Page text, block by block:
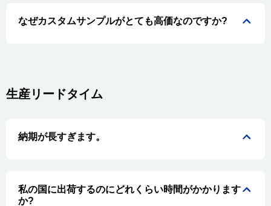
なぜカスタムサンプルがとても高価なのですか?
生産リードタイム
納期が長すぎます。
私の国に出荷するのにどれくらい時間がかかります
か?